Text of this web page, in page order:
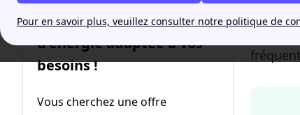
Pour en savoir plus, veuillez consulter notre politique de
Trouvez une offre
d'énergie adaptée à vos
besoins !
Vous cherchez une offre
Linky,